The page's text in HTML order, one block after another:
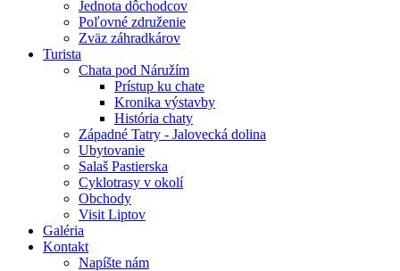
Jednota dôchodcov
Poľovné združenie
Zväz záhradkárov
Turista
Chata pod Náružím
Prístup ku chate
Kronika výstavby
História chaty
Západné Tatry - Jalovecká dolina
Ubytovanie
Salaš Pastierska
Cyklotrasy v okolí
Obchody
Visit Liptov
Galéria
Kontakt
Napíšte nám